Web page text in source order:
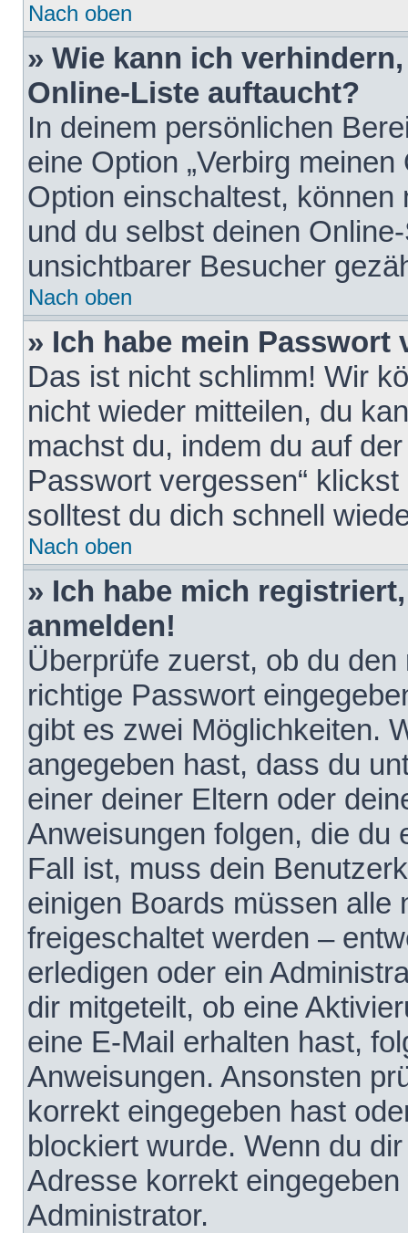
Nach oben
» Wie kann ich
Online-Liste auftaucht?
In deinem persönlichen
eine Option „Verbirg
Option einschaltest,
und du selbst deinen
unsichtbarer Besucher
Nach oben
» Ich habe mein Passwort
Das ist nicht schlimm! Wir
nicht wieder mitteilen, du
machst du, indem du auf
Passwort vergessen“
solltest du dich schnell
Nach oben
» Ich habe mich
anmelden!
Überprüfe zuerst, ob du
richtige Passwort
gibt es zwei Möglichkeiten.
angegeben hast, dass du
einer deiner Eltern oder
Anweisungen folgen, die du
Fall ist, muss dein
einigen Boards müssen alle
freigeschaltet werden –
erledigen oder ein
dir mitgeteilt, ob eine
eine E-Mail erhalten hast,
Anweisungen. Ansonsten
korrekt eingegeben hast
blockiert wurde. Wenn du
Adresse korrekt
Administrator.